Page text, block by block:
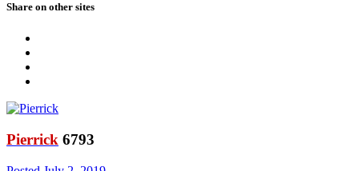
Share on other sites
Pierrick 6793